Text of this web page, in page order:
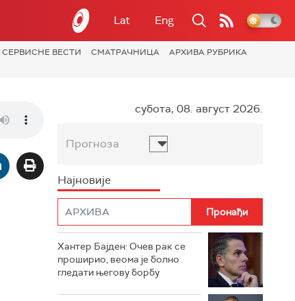
Lat Eng
СЕРВИСНЕ ВЕСТИ СМАТРАЧНИЦА
АРХИВА РУБРИКА
субота, 08. август 2026.
Прогноза
Најновије
Хантер Бајден: Очев рак се
проширио, веома је болно
гледати његову борбу